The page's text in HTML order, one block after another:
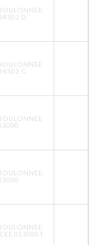
D
G
0530901